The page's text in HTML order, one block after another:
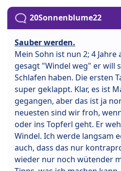
20Sonnenblume22
Sauber werden.
Mein Sohn ist nun 2; 4 Jahre
gesagt "Windel weg" er will
Schlafen haben. Die ersten
super geklappt. Klar, es ist
gegangen, aber das ist ja
neuesten sind wir froh,
oder ins Topferl geht. Er
Windel. Ich werde langsam
auch, dass das nur
wieder nur noch wütender